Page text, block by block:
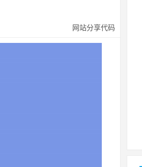
网站分享代码